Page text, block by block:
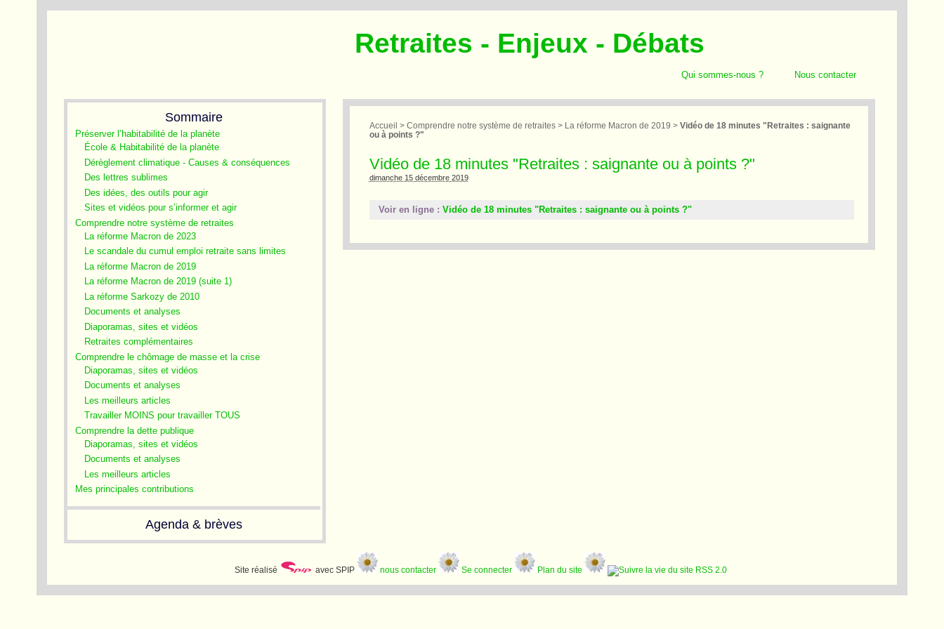
Retraites - Enjeux - Débats
Qui sommes-nous ? Nous contacter
Sommaire
Préserver l’habitabilité de la planète
École & Habitabilité de la planète
Dérèglement climatique - Causes & conséquences
Des lettres sublimes
Des idées, des outils pour agir
Sites et vidéos pour s’informer et agir
Comprendre notre système de retraites
La réforme Macron de 2023
Le scandale du cumul emploi retraite sans limites
La réforme Macron de 2019
La réforme Macron de 2019 (suite 1)
La réforme Sarkozy de 2010
Documents et analyses
Diaporamas, sites et vidéos
Retraites complémentaires
Comprendre le chômage de masse et la crise
Diaporamas, sites et vidéos
Documents et analyses
Les meilleurs articles
Travailler MOINS pour travailler TOUS
Comprendre la dette publique
Diaporamas, sites et vidéos
Documents et analyses
Les meilleurs articles
Mes principales contributions
Agenda & brèves
Accueil > Comprendre notre système de retraites> La réforme Macron de 2019 > Vidéo de 18 minutes "Retraites : saignante
ou à points ?"
Vidéo de 18 minutes "Retraites : saignante ou à points ?"
dimanche 15 décembre 2019
Voir en ligne : Vidéo de 18 minutes "Retraites : saignante ou à points ?"
Site réalisé avec SPIP nous contacter Se connecter Plan du site RSS 2.0